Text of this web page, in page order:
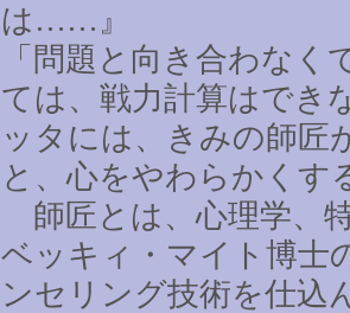
は …… 』
「問題と向き合わな
ては、戦力計算はでき
ッタには、きみの師匠
と、心をやわらかくす
師匠とは、心理学、
ベッキィ・マイト博士
ンセリング技術を仕込